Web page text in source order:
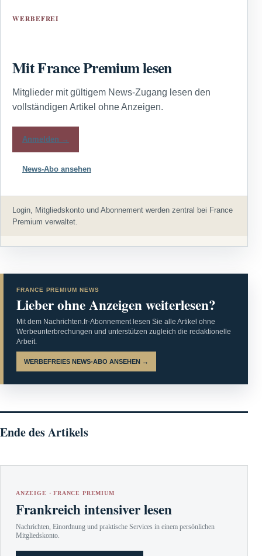
WERBEFREI
Mit France Premium lesen
Mitglieder mit gültigem News-Zugang lesen den
vollständigen Artikel ohne Anzeigen.
Anmelden →
News-Abo ansehen
Login, Mitgliedskonto und Abonnement werden zentral bei France
Premium verwaltet.
FRANCE PREMIUM NEWS
Lieber ohne Anzeigen weiterlesen?
Mit dem Nachrichten.fr-Abonnement lesen Sie alle Artikel ohne
Werbeunterbrechungen und unterstützen zugleich die redaktionelle
Arbeit.
WERBEFREIES NEWS-ABO ANSEHEN →
Ende des Artikels
ANZEIGE · FRANCE PREMIUM
Frankreich intensiver lesen
Nachrichten, Einordnung und praktische Services in einem persönlichen
Mitgliedskonto.